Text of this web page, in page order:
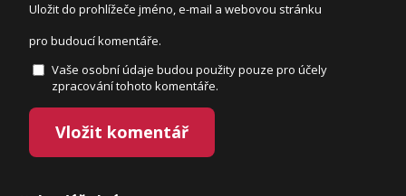
Uložit do prohlížeče jméno, e-mail a webovou stránku
pro budoucí komentáře.
Vaše osobní údaje budou použity pouze pro účely
zpracování tohoto komentáře.